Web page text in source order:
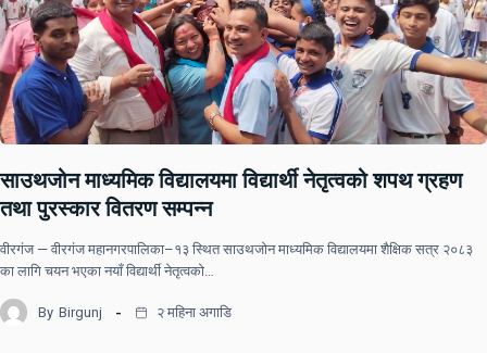
साउथजोन माध्यमिक विद्यालयमा विद्यार्थी नेतृत्वको शपथ ग्रहण
तथा पुरस्कार वितरण सम्पन्न
वीरगंज — वीरगंज महानगरपालिका–१३ स्थित साउथजोन माध्यमिक विद्यालयमा शैक्षिक सत्र २०८३
का लागि चयन भएका नयाँ विद्यार्थी नेतृत्वको…
By Birgunj २ महिना अगाडि